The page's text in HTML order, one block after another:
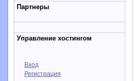
Партнеры
Управление хостингом
Вход
Регистрация